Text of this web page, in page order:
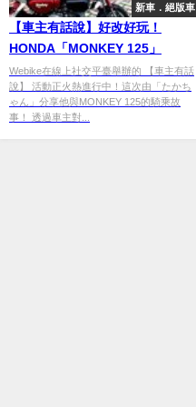
新車．絕版車
【車主有話說】好改好玩！
HONDA「MONKEY 125」
Webike在線上社交平臺舉辦的 【車主有話
說】 活動正火熱進行中！這次由「たかち
ゃん」分享他與MONKEY 125的騎乘故
事！ 透過車主對...